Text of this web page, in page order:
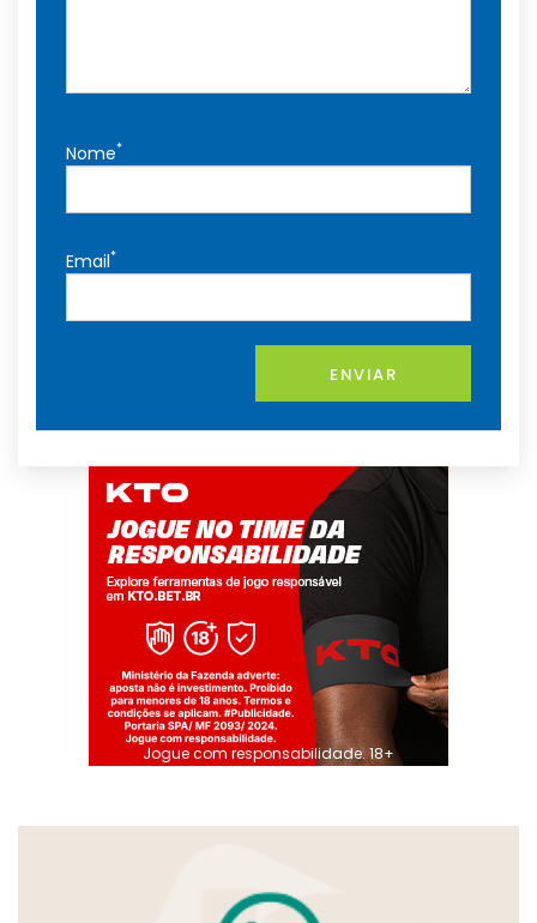
Nome*
Email*
ENVIAR
Jogue com responsabilidade. 18+